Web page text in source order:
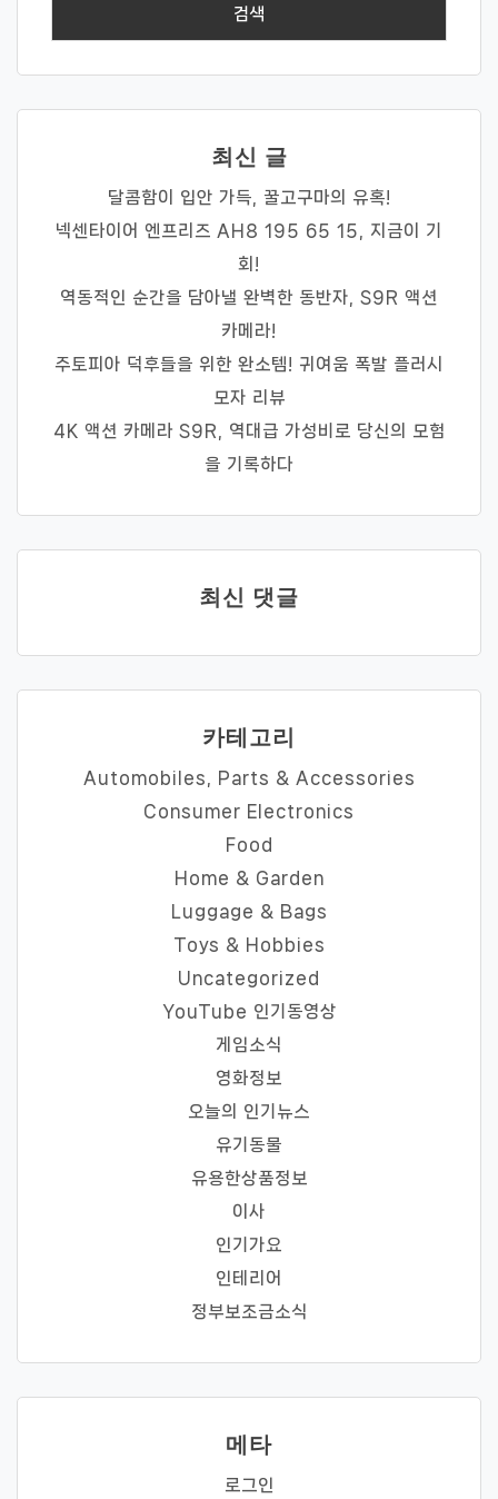
최신 글
달콤함이 입안 가득, 꿀고구마의 유혹!
넥센타이어 엔프리즈 AH8 195 65 15, 지금이 기
회!
역동적인 순간을 담아낼 완벽한 동반자, S9R 액션
카메라!
주토피아 덕후들을 위한 완소템! 귀여움 폭발 플러시
모자 리뷰
4K 액션 카메라 S9R, 역대급 가성비로 당신의 모험
을 기록하다
최신 댓글
카테고리
Automobiles, Parts & Accessories
Consumer Electronics
Food
Home & Garden
Luggage & Bags
Toys & Hobbies
Uncategorized
YouTube 인기동영상
게임소식
영화정보
오늘의 인기뉴스
유기동물
유용한상품정보
이사
인기가요
인테리어
정부보조금소식
메타
로그인